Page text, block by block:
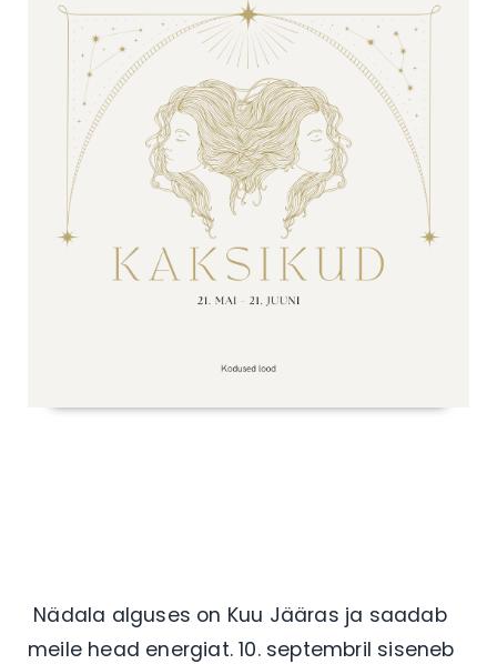
Nädala alguses on Kuu Jääras ja saadab
meile head energiat. 10. septembril siseneb